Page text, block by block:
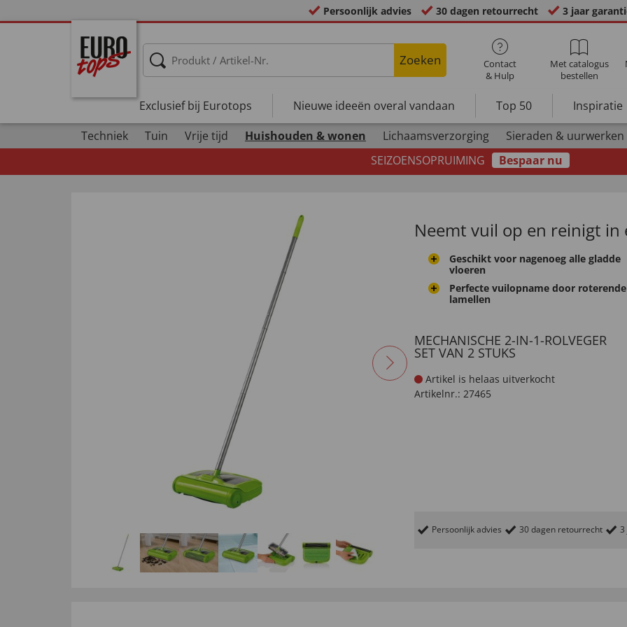
Persoonlijk advies 30 dagen retourrecht 3 jaar
Zoeken
Contact
& Hulp
Met catalogus
bestellen
Exclusief bij Eurotops Nieuwe ideeën overal vandaan Top 50
Inspiratie
Techniek
Tuin Vrije tijd Huishouden & wonen Lichaamsverzorging
Sieraden & uurwerken
SEIZOENSOPRUIMING
Bespaar nu
Neemt vuil op en reinigt in
Geschikt voor nagenoeg alle gladde
vloeren
Perfecte vuilopname door roterende
lamellen
MECHANISCHE 2-IN-1-ROLVEGER
SET VAN 2 STUKS
Artikel is helaas uitverkocht
Artikelnr.: 27465
Persoonlijk advies 30 dagen retourrecht 3